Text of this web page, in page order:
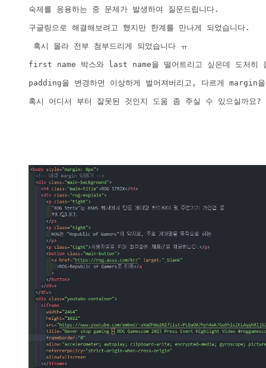
숙제를 응용하는 중 문제가 발생하여 질문드립니다.
구글링으로 해결해보려고 했지만 한계를 만나게 되었습니다.
혹시 몰라 전부 첨부드리게 되었습니다 ㅠ
first name 박스와 last name을 떨어트리고 싶은데 도저히
padding을 변경하면 이상하게 벌어져버리고, 다르게 margin